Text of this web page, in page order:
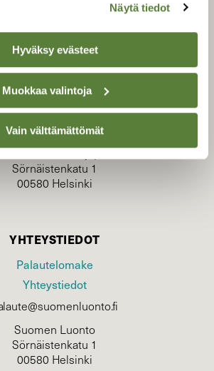
Näytä tiedot
Hyväksy evästeet
Muokkaa valintoja
Vain välttämättömät
tilaajapalvelu@sll.fi
08 210 (arkisin klo 9-15)
Luonto/tilaajapalvelu
Sörnäistenkatu 1
00580 Helsinki
YHTEYSTIEDOT
Palautelomake
Yhteystiedot
Suomen Luonto
Sörnäistenkatu 1
00580 Helsinki